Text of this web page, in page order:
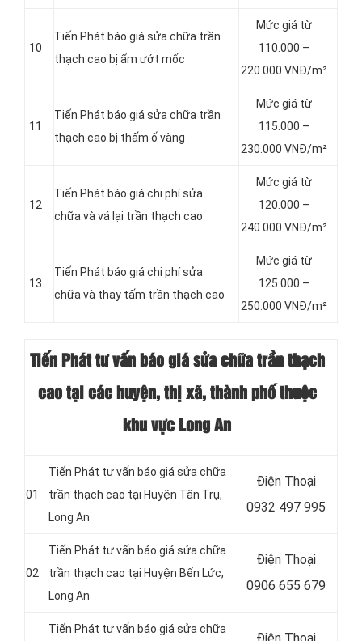
10
Tiến Phát báo giá sửa chữa trần
thạch cao bị ẩm ướt mốc
Mức giá từ
110.000 –
220.000 VNĐ/m²
11
Tiến Phát báo giá sửa chữa trần
thạch cao bị thấm ố vàng
Mức giá từ
115.000 –
230.000 VNĐ/m²
12
Tiến Phát báo giá chi phí sửa
chữa và vá lại trần thạch cao
Mức giá từ
120.000 –
240.000 VNĐ/m²
13
Tiến Phát báo giá chi phí sửa
chữa và thay tấm trần thạch cao
Mức giá từ
125.000 –
250.000 VNĐ/m²
Tiến Phát tư vấn báo giá sửa chữa trần thạch
cao tại các huyện, thị xã, thành phố thuộc
khu vực Long An
01
Tiến Phát tư vấn báo giá sửa chữa
trần thạch cao tại Huyện Tân Trụ,
Long An
Điện Thoại
0932 497 995
02
Tiến Phát tư vấn báo giá sửa chữa
trần thạch cao tại Huyện Bến Lức,
Long An
Điện Thoại
0906 655 679
Tiến Phát tư vấn báo giá sửa chữa